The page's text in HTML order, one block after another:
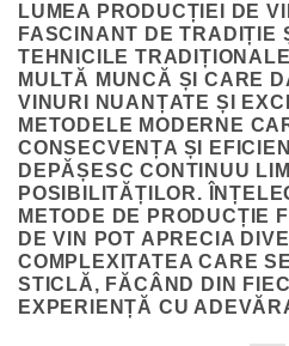
LUMEA PRODUCȚIEI DE
FASCINANT DE TRADIȚIE
TEHNICILE
MULTĂ MUNCĂ ȘI CARE
VINURI NUANȚATE ȘI
METODELE MODERNE
CONSECVENȚA ȘI
DEPĂȘESC CONTINUU
POSIBILITĂȚILOR.
METODE DE PRODUCȚIE
DE VIN POT APRECIA
COMPLEXITATEA CARE
STICLĂ, FĂCÂND DIN
EXPERIENȚĂ CU